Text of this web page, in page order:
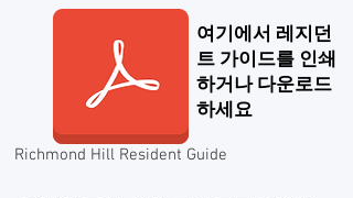
Richmond Hill Resident Guide
여기에서 레지던
트 가이드를 인쇄
하거나 다운로드
하세요